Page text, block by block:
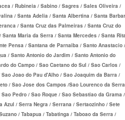
/ Rubineia / Sabino / Sagres / Sales Oliveira /
/ Santa Adelia / Santa Albertina / Santa
/ Santa Cruz das Palmeiras / Santa Cruz do
Maria da Serra / Santa Mercedes / Santa
Pensa / Santana de Parnaiba / Santo Anastacio /
/ Santo Antonio do Jardim / Santo Antonio do
do Campo / Sao Caetano do Sul / Sao Carlos /
Joao do Pau d'Alho / Sao Joaquim da Barra /
/ Sao Jose dos Campos /Sao Lourenco da
Pedro / Sao Roque / Sao Sebastiao da Grama /
/ Serra Negra / Serrana / Sertaozinho / Sete
/ Tabapua / Tabatinga / Taboao da Serra /